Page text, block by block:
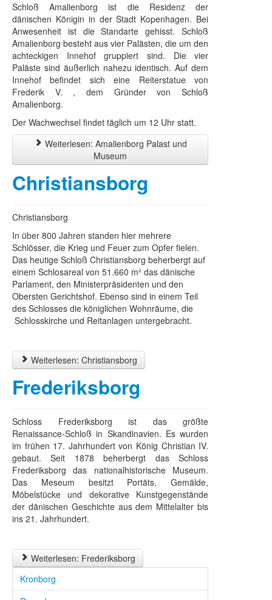
Schloß Amalienborg ist die Residenz der
dänischen Königin in der Stadt Kopenhagen. Bei
Anwesenheit ist die Standarte gehisst. Schloß
Amalienborg besteht aus vier Palästen, die um den
achteckigen Innehof gruppiert sind. Die vier
Paläste sind äußerlich nahezu identisch. Auf dem
Innehof befindet sich eine Reiterstatue von
Frederik V. , dem Gründer von Schloß
Amalienborg.
Der Wachwechsel findet täglich um 12 Uhr statt.
Weiterlesen: Amalienborg Palast und
Museum
Christiansborg
Christiansborg
In über 800 Jahren standen hier mehrere
Schlösser, die Krieg und Feuer zum Opfer fielen.
Das heutige Schloß Christiansborg beherbergt auf
einem Schlosareal von 51.660 m² das dänische
Parlament, den Ministerpräsidenten und den
Obersten Gerichtshof. Ebenso sind in einem Teil
des Schlosses die königlichen Wohnräume, die
Schlosskirche und Reitanlagen untergebracht.
Weiterlesen: Christiansborg
Frederiksborg
Schloss Frederiksborg ist das größte
Renaissance-Schloß in Skandinavien. Es wurden
im frühen 17. Jahrhundert von König Christian IV.
gebaut. Seit 1878 beherbergt das Schloss
Frederiksborg das nationalhistorische Museum.
Das Meseum besitzt Portäts, Gemälde,
Möbelstücke und dekorative Kunstgegenstände
der dänischen Geschichte aus dem Mittelalter bis
ins 21. Jahrhundert.
Weiterlesen: Frederiksborg
Kronborg